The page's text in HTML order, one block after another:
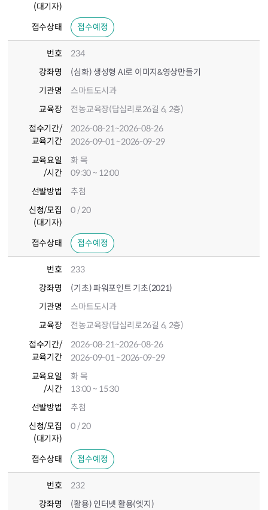
(대기자)
접수상태 접수예정
번호
234
강좌명
(심화) 생성형 AI로 이미지&영상만들기
기관명
스마트도시과
교육장
전농교육장(답십리로26길 6, 2층)
접수기간/
교육기간
2026-08-21~2026-08-26
2026-09-01~2026-09-29
교육요일
/시간
화 목
09:30 ~ 12:00
선발방법
추첨
신청/모집
(대기자)
0 / 20
접수상태 접수예정
번호
233
강좌명
(기초) 파워포인트 기초(2021)
기관명
스마트도시과
교육장
전농교육장(답십리로26길 6, 2층)
접수기간/
교육기간
2026-08-21~2026-08-26
2026-09-01~2026-09-29
교육요일
/시간
화 목
13:00 ~ 15:30
선발방법
추첨
신청/모집
(대기자)
0 / 20
접수상태 접수예정
번호
232
강좌명
(활용) 인터넷 활용(엣지)